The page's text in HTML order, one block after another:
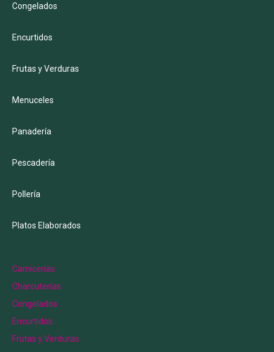
Congelados
Encurtidos
Frutas y Verduras
Menuceles
Panadería
Pescadería
Pollería
Platos Elaborados
Carnicerías
Charcuterías
Congelados
Encurtidos
Frutas y Verduras